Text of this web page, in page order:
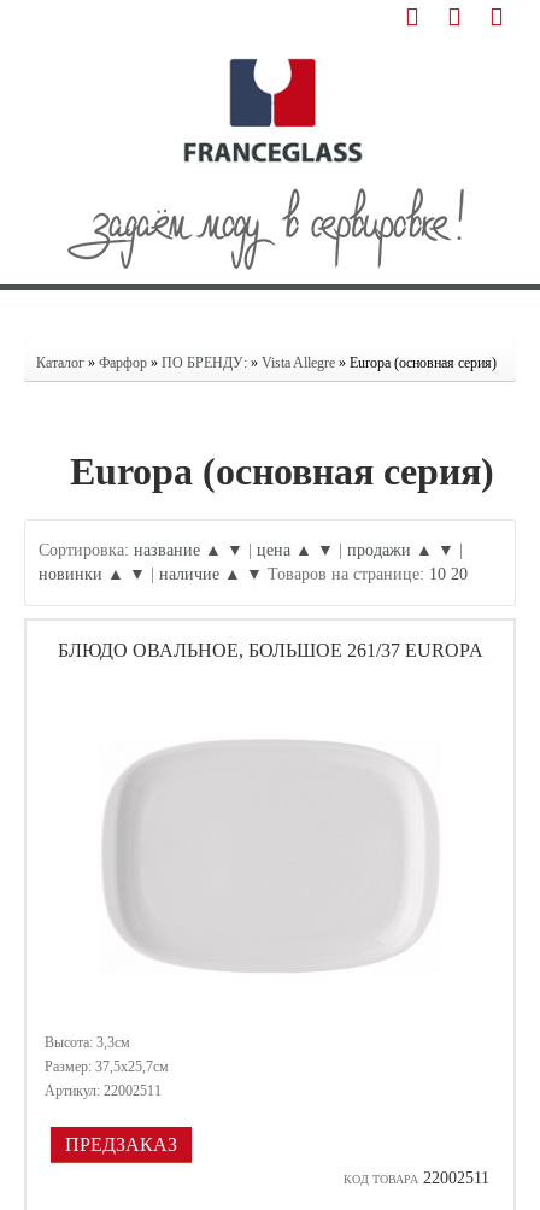
Каталог » Фарфор » ПО БРЕНДУ: » Vista Allegre » Europa (основная серия)
Europa (основная серия)
Сортировка: название ▲ ▼ цена ▲ ▼ продажи ▲ ▼
новинки ▲
▼ наличие ▲ ▼ Товаров на странице: 10 20
БЛЮДО ОВАЛЬНОЕ, БОЛЬШОЕ 261/37 EUROPA
Высота: 3,3см
Размер: 37,5х25,7см
Артикул: 22002511
ПРЕДЗАКАЗ
КОД ТОВАРА 22002511